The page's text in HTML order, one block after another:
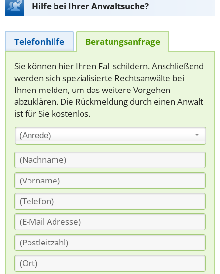
Hilfe bei Ihrer Anwaltsuche?
Telefonhilfe Beratungsanfrage
Sie können hier Ihren Fall schildern. Anschließend
werden sich spezialisierte Rechtsanwälte bei
Ihnen melden, um das weitere Vorgehen
abzuklären. Die Rückmeldung durch einen Anwalt
ist für Sie kostenlos.
(Anrede)